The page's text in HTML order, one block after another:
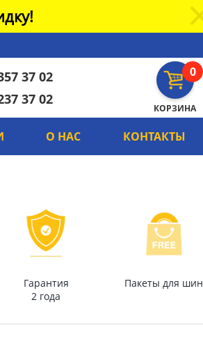
0
КОРЗИНА
37 02
37 02
О НАС КОНТАКТЫ
Гарантия
2 года
Пакеты для шин